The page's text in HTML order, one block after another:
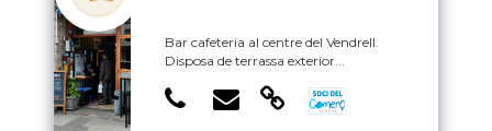
Bar cafeteria al centre del Vendrell.
Disposa de terrassa exterior...